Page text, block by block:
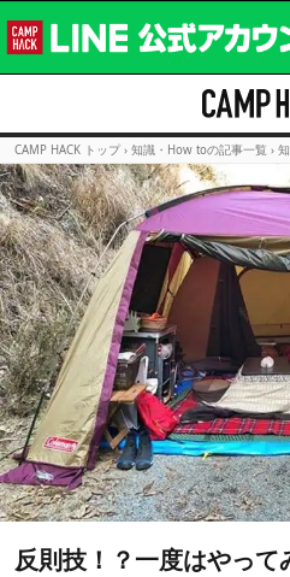
CAMP HACK トップ › 知識・How toの記事一覧 ›
反則技！？一度はやっ